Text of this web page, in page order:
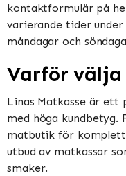
kontaktformulär på
varierande tider under
måndagar och
Varför välja
Linas Matkasse är ett
med höga kundbetyg.
matbutik för
utbud av matkassar
smaker.